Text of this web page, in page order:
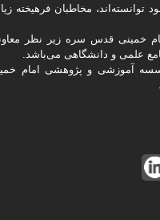
مخاطبان فرهیخته‌
خمینی قدس سره زیر نظر
آموزشی و پژوهشی امام